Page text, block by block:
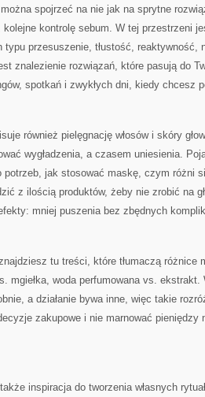
spojrzeć na nie jak na sprytne
kolejne kontrolę sebum. W tej przestrzeni
przesuszenie, tłustość, reaktywność,
znalezienie rozwiązań, które pasują do
spotkań i zwykłych dni, kiedy chcesz
również pielęgnację włosów i skóry
wygładzenia, a czasem uniesienia.
potrzeb, jak stosować maskę, czym różni
z ilością produktów, żeby nie zrobić na
mniej puszenia bez zbędnych
tu treści, które tłumaczą różnice
mgiełka, woda perfumowana vs.
a działanie bywa inne, więc takie
zakupowe i nie marnować pieniędzy
inspiracja do tworzenia własnych